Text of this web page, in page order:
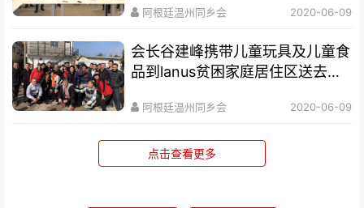
阿根廷温州同乡会 2020-06-09
会长谷建峰携带儿童玩具及儿童食
品到lanus贫困家庭居住区送去儿
阿根廷温州同乡会 2020-06-09
点击查看更多